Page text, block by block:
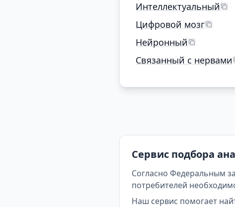
Интеллектуальный
Цифровой мозг
Нейронный
Связанный с нервами
Сервис подбора
Согласно Федеральным
потребителей
Наш сервис помогает